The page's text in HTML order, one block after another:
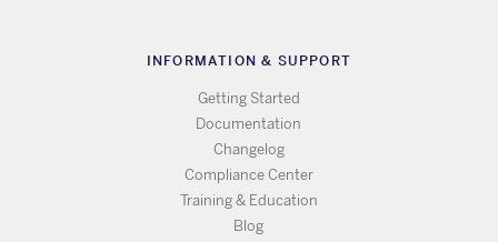
INFORMATION & SUPPORT
Getting Started
Documentation
Changelog
Compliance Center
Training & Education
Blog